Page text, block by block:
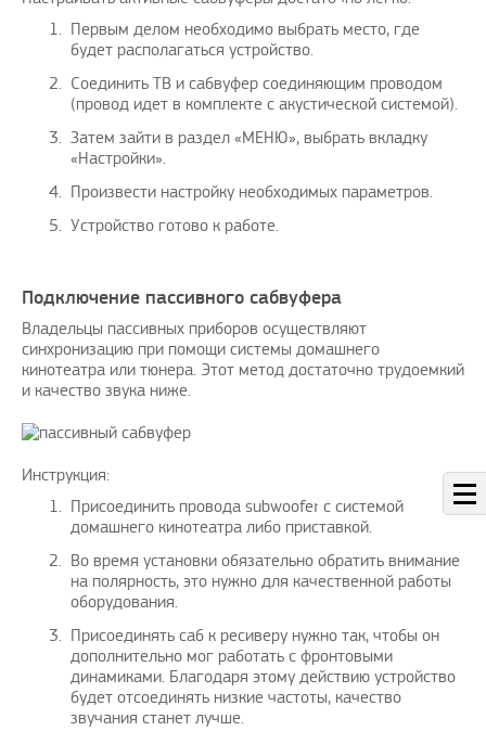
Первым делом необходимо выбрать место, где
будет располагаться устройство.
Соединить ТВ и сабвуфер соединяющим проводом
(провод идет в комплекте с акустической системой).
Затем зайти в раздел «МЕНЮ», выбрать вкладку
«Настройки».
Произвести настройку необходимых параметров.
Устройство готово к работе.
Подключение пассивного сабвуфера
Владельцы пассивных приборов осуществляют
синхронизацию при помощи системы домашнего
кинотеатра или тюнера. Этот метод достаточно трудоемкий
и качество звука ниже.
Инструкция:
Присоединить провода subwoofer с системой
домашнего кинотеатра либо приставкой.
Во время установки обязательно обратить внимание
на полярность, это нужно для качественной работы
оборудования.
Присоединять саб к ресиверу нужно так, чтобы он
дополнительно мог работать с фронтовыми
динамиками. Благодаря этому действию устройство
будет отсоединять низкие частоты, качество
звучания станет лучше.